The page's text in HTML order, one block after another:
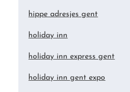
hippe adresjes gent
holiday inn
holiday inn express gent
holiday inn gent expo